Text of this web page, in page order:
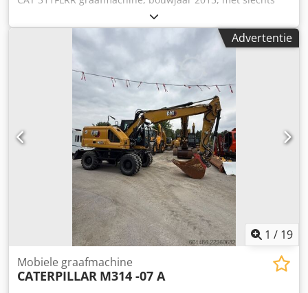
6.390 draaiuren! ---- * Fabrikant: CAT * Type: 311FL RR *
Bouwjaar: 2015 Dcodpfx Asy Sdlzsptok * Afgelezen
draaiuren: ca. 6.390 * Laatste onderhoud bij ca. 5.960 uur
* Inclusief hydraulische snelsluitkoppeling CW20 *
Inclusief hydraulische grijperbak * Duitse machine *
Eerste eigenaar * Rubberen rupsen * Dozerblad *
Airconditioning * Achteruitrijcamera * Leidingwerk *
Goede staat! * Onderstel: ca. 40-50% * Meer foto's en
video op aanvraag (via WhatsApp Erik) * Prijs: 45.900 euro,
netto + 19% BTW. ---- Voor verdere vragen kunt u bellen:
Erik Kortum: WhatsApp ?Alle gegevens zijn onder
voorbehoud en er kunnen geen rechten aan worden
ontleend. Fouten en tussenverkoop voorbehouden.?
Advertentie
1 / 19
Mobiele graafmachine
CATERPILLAR M314 -07 A